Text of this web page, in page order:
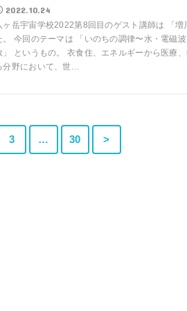
2022.10.24
ヶ岳宇宙学校2022第8回目のゲスト講師は 「増
。 今回のテーマは 「いのちの調律〜水・電磁
」 というもの。 衣食住、エネルギーから医療
分野において、世…
3 … 30 >